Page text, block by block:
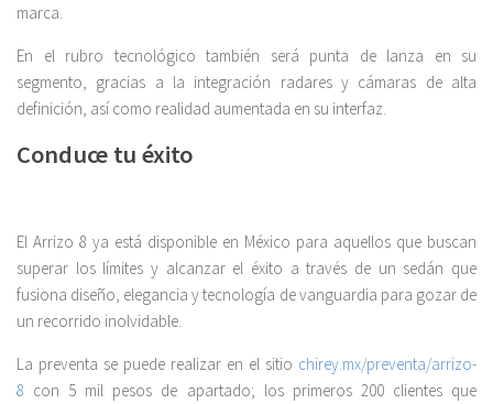
marca.
En el rubro tecnológico también será punta de lanza en su
segmento, gracias a la integración radares y cámaras de alta
definición, así como realidad aumentada en su interfaz.
Conduce tu éxito
El Arrizo 8 ya está disponible en México para aquellos que buscan
superar los límites y alcanzar el éxito a través de un sedán que
fusiona diseño, elegancia y tecnología de vanguardia para gozar de
un recorrido inolvidable.
La preventa se puede realizar en el sitio chirey.mx/preventa/arrizo-
8 con 5 mil pesos de apartado; los primeros 200 clientes que